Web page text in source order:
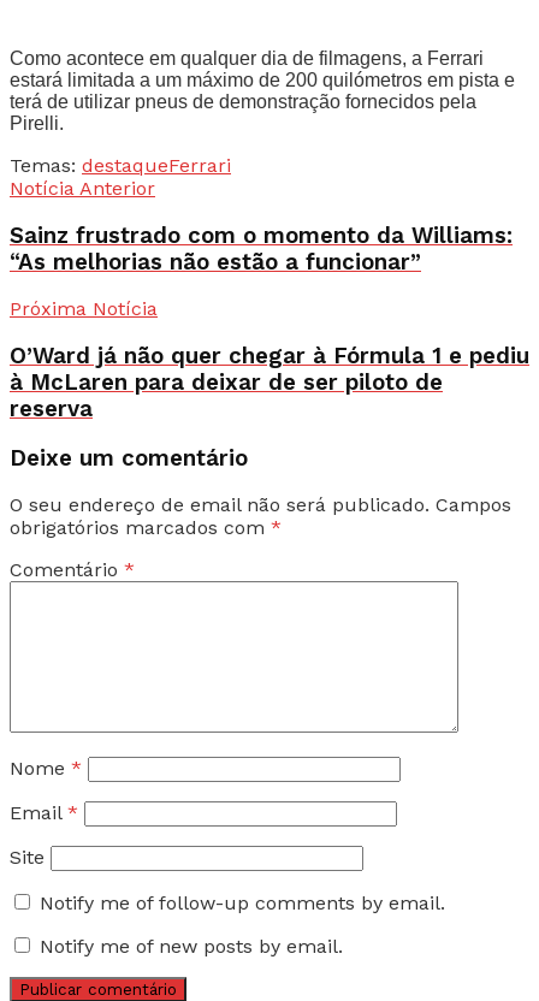
Como acontece em qualquer dia de filmagens, a Ferrari
estará limitada a um máximo de 200 quilómetros em pista e
terá de utilizar pneus de demonstração fornecidos pela
Pirelli.
Temas: destaqueFerrari
Notícia Anterior
Sainz frustrado com o momento da Williams:
“As melhorias não estão a funcionar”
Próxima Notícia
O’Ward já não quer chegar à Fórmula 1 e pediu
à McLaren para deixar de ser piloto de
reserva
Deixe um comentário
O seu endereço de email não será publicado. Campos
obrigatórios marcados com *
Comentário *
Nome *
Email *
Site
Notify me of follow-up comments by email.
Notify me of new posts by email.